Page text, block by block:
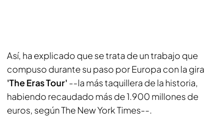
Así, ha explicado que se trata de un trabajo que
compuso durante su paso por Europa con la gira
'The Eras Tour' --la más taquillera de la historia,
habiendo recaudado más de 1.900 millones de
euros, según The New York Times--.